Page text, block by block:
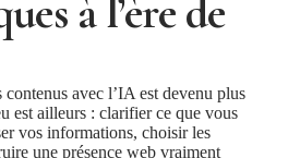
à l’ère de
contenus avec l’IA est devenu plus
est ailleurs : clarifier ce que vous
vos informations, choisir les
une présence web vraiment